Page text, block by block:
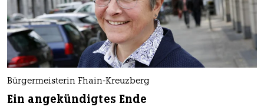
Bürgermeisterin Fhain-Kreuzberg
Ein angekündigtes Ende